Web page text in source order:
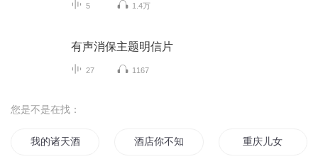
5 1.4万
有声消保主题明信片
27 1167
您是不是在找：
我的诸天酒店 酒店你不知道的那些事 重庆儿女